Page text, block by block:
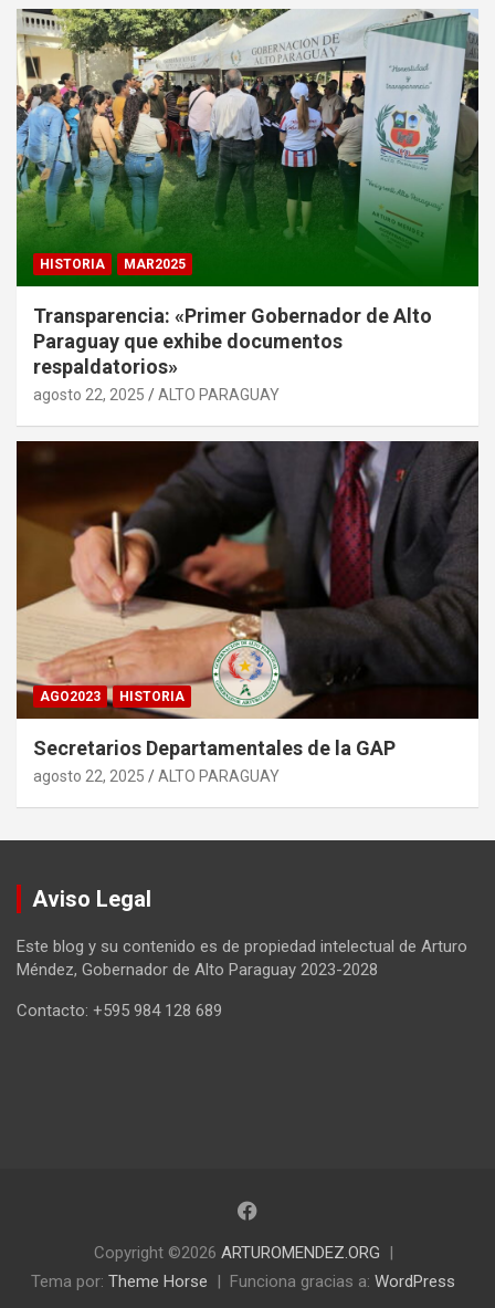
HISTORIA MAR2025
Transparencia: «Primer Gobernador de Alto
Paraguay que exhibe documentos
respaldatorios»
agosto 22, 2025 ALTO PARAGUAY
AGO2023 HISTORIA
Secretarios Departamentales de la GAP
agosto 22, 2025 ALTO PARAGUAY
Aviso Legal
Este blog y su contenido es de propiedad intelectual de Arturo
Méndez, Gobernador de Alto Paraguay 2023-2028
Contacto: +595 984 128 689
Copyright ©2026 ARTUROMENDEZ.ORG
Tema por: Theme Horse Funciona gracias a: WordPress